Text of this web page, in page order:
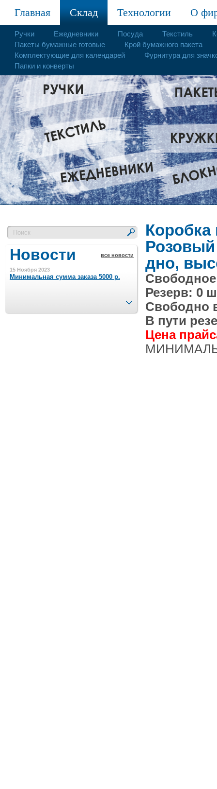
Главная Склад Технологии О
Ручки Ежедневники Посуда Текстиль
Пакеты бумажные готовые
Крой бумажного пакета
Комплектующие для календарей
Фурнитура для
Папки и конверты
Новости все новости
15 Ноября 2023
Минимальная сумма заказа 5000 р.
Шляпные коробочки производим
След.
дно,
Резерв: 0
Свободно
В пути
Цена